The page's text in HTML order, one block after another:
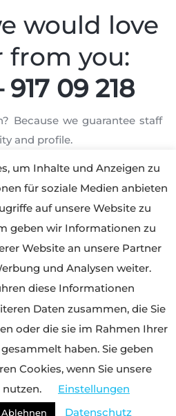
would love
from you:
09 218
Because we guarantee staff
and profile.
on the thorough selection of
expertise in their respective
job references and
flexible, loyal and reliable.
customers and staff.
We have the right staff for
Watchmen Security
und –
GmbH
um Inhalte und Anzeigen zu
für soziale Medien anbieten
auf unsere Website zu
geben wir Informationen zu
Website an unsere Partner
und Analysen weiter.
diese Informationen
Daten zusammen, die Sie
oder die sie im Rahmen Ihrer
haben. Sie geben
Cookies, wenn Sie unsere
Einstellungen
Ablehnen Datenschutz